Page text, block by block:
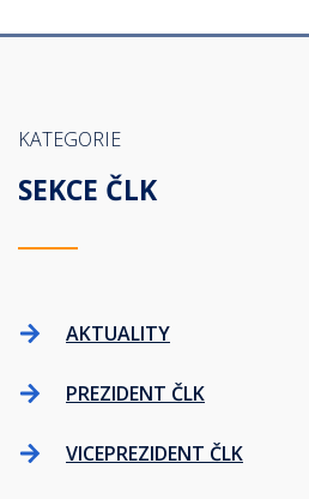
KATEGORIE
SEKCE ČLK
AKTUALITY
PREZIDENT ČLK
VICEPREZIDENT ČLK